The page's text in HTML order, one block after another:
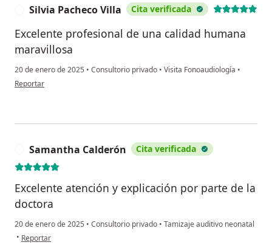
Silvia Pacheco Villa Cita verificada
Excelente profesional de una calidad humana
maravillosa
20 de enero de 2025 • Consultorio privado • Visita Fonoaudiología •
en opinión del usuario Silvia Pacheco Villa
Reportar
Samantha Calderón Cita verificada
Excelente atención y explicación por parte de la
doctora
20 de enero de 2025 • Consultorio privado • Tamizaje auditivo neonatal
• en opinión del usuario Samantha Calderón
Reportar